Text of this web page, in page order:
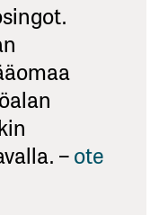
–ote